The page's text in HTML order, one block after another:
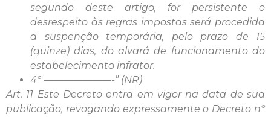
segundo deste artigo, for persistente o
desrespeito às regras impostas será procedida
a suspenção temporária, pelo prazo de 15
(quinze) dias, do alvará de funcionamento do
estabelecimento infrator.
4º ———————-” (NR)
Art. 11 Este Decreto entra em vigor na data de sua
publicação, revogando expressamente o Decreto nº